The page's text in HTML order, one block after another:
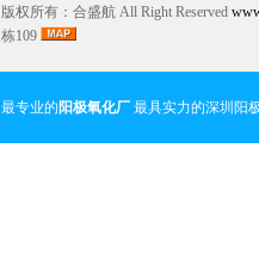
版权所有：合盛航 All Right Reserved
栋109
最专业的 阳极氧化厂 最具实力的深圳阳